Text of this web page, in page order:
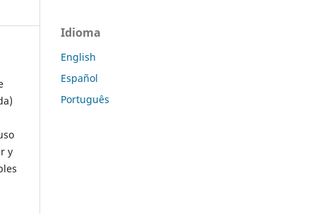
y
Idioma
English
Español
Português